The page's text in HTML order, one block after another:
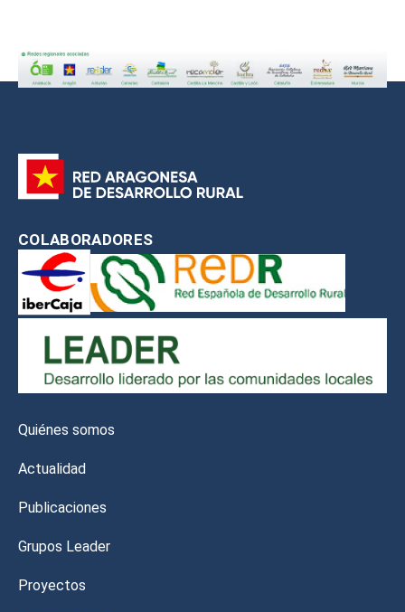
COLABORADORES
Quiénes somos
Actualidad
Publicaciones
Grupos Leader
Proyectos